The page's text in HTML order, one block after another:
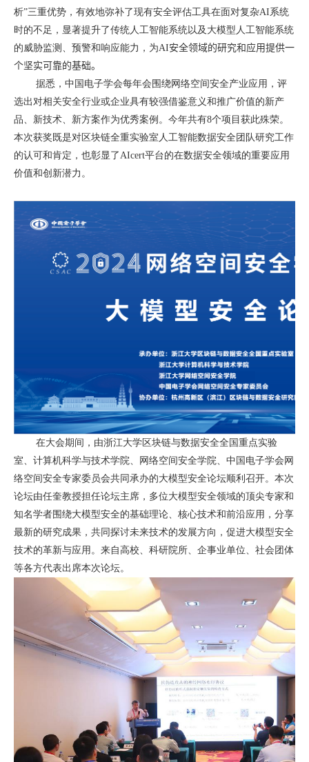
析”三重优势，有效地弥补了现有安全评估工具在面对复杂AI 系统
时的不足，显著提升了传统人工智能系统以及大模型人工智能系统
的威胁监测、预警和响应能力，为AI安全领域的研究和应用提供一
个坚实可靠的基础。
据悉，中国电子学会每年会围绕网络空间安全产业应用，评
选出对相关安全行业或企业具有较强借鉴意义和推广价值的新产
品、新技术、新方案作为优秀案例。今年共有8个项目获此殊荣。
本次获奖既是对区块链全重实验室人工智能数据安全团队研究工作
的认可和肯定，也彰显了 AIcert平台的在数据安全领域的重要应用
价值和创新潜力。
在大会期间，由浙江大学区块链与数据安全全国重点实验
室、计算机科学与技术学院、网络空间安全学院、中国电子学会网
络空间安全专家委员会共同承办的大模型安全论坛顺利召开。本次
论坛由任奎教授担任论坛主席，多位大模型安全领域的顶尖专家和
知名学者围绕大模型安全的基础理论、核心技术和前沿应用，分享
最新的研究成果，共同探讨未来技术的发展方向，促进大模型安全
技术的革新与应用。来自高校、科研院所、企事业单位、社会团体
等各方代表出席本次论坛。